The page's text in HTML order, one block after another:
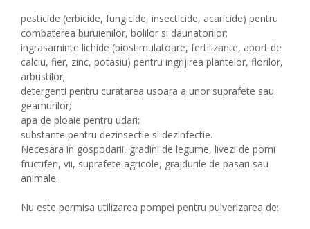
pesticide (erbicide, fungicide, insecticide, acaricide) pentru
combaterea buruienilor, bolilor si daunatorilor;
ingrasaminte lichide (biostimulatoare, fertilizante, aport de
calciu, fier, zinc, potasiu) pentru ingrijirea plantelor, florilor,
arbustilor;
detergenti pentru curatarea usoara a unor suprafete sau
geamurilor;
apa de ploaie pentru udari;
substante pentru dezinsectie si dezinfectie.
Necesara in gospodarii, gradini de legume, livezi de pomi
fructiferi, vii, suprafete agricole, grajdurile de pasari sau
animale.
Nu este permisa utilizarea pompei pentru pulverizarea de: